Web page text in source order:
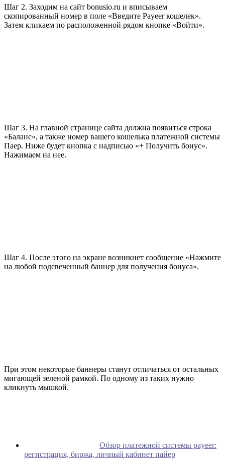
Шаг 2. Заходим на сайт bonusio.ru и вписываем
скопированный номер в поле «Введите Payeer кошелек».
Затем кликаем по расположенной рядом кнопке «Войти».
Шаг 3. На главной странице сайта должна появиться строка
«Баланс», а также номер вашего кошелька платежной системы
Паер. Ниже будет кнопка с надписью «+ Получить бонус».
Нажимаем на нее.
Шаг 4. После этого на экране возникнет сообщение «Нажмите
на любой подсвеченный баннер для получения бонуса».
При этом некоторые баннеры станут отличаться от остальных
мигающей зеленой рамкой. По одному из таких нужно
кликнуть мышкой.
Обзор платежной системы payeer:
регистрация, биржа, личный кабинет пайер